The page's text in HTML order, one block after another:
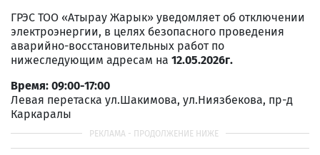
ГРЭС ТОО «Атырау Жарык» уведомляет об отключении
электроэнергии, в целях безопасного проведения
аварийно-восстановительных работ по
нижеследующим адресам на 12.05.2026г.
Время: 09:00-17:00
Левая перетаска ул.Шакимова, ул.Ниязбекова, пр-д
Каркаралы